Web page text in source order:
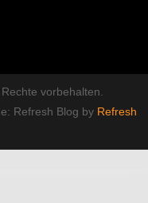
vorbehalten.
Refresh Blog by Refresh